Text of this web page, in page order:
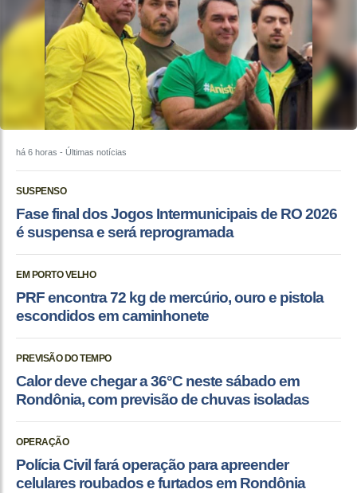
há 6 horas - Últimas notícias
SUSPENSO
Fase final dos Jogos Intermunicipais de RO 2026
é suspensa e será reprogramada
EM PORTO VELHO
PRF encontra 72 kg de mercúrio, ouro e pistola
escondidos em caminhonete
PREVISÃO DO TEMPO
Calor deve chegar a 36°C neste sábado em
Rondônia, com previsão de chuvas isoladas
OPERAÇÃO
Polícia Civil fará operação para apreender
celulares roubados e furtados em Rondônia